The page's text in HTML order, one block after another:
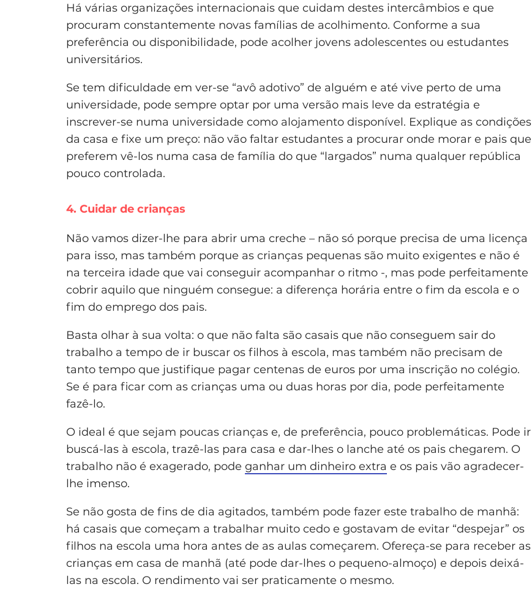
Há várias organizações internacionais que cuidam destes intercâmbios e que
procuram constantemente novas famílias de acolhimento. Conforme a sua
preferência ou disponibilidade, pode acolher jovens adolescentes ou estudantes
universitários.
Se tem dificuldade em ver-se “avô adotivo” de alguém e até vive perto de uma
universidade, pode sempre optar por uma versão mais leve da estratégia e
inscrever-se numa universidade como alojamento disponível. Explique as condições
da casa e fixe um preço: não vão faltar estudantes a procurar onde morar e pais que
preferem vê-los numa casa de família do que “largados” numa qualquer república
pouco controlada.
4. Cuidar de crianças
Não vamos dizer-lhe para abrir uma creche – não só porque precisa de uma licença
para isso, mas também porque as crianças pequenas são muito exigentes e não é
na terceira idade que vai conseguir acompanhar o ritmo -, mas pode perfeitamente
cobrir aquilo que ninguém consegue: a diferença horária entre o fim da escola e o
fim do emprego dos pais.
Basta olhar à sua volta: o que não falta são casais que não conseguem sair do
trabalho a tempo de ir buscar os filhos à escola, mas também não precisam de
tanto tempo que justifique pagar centenas de euros por uma inscrição no colégio.
Se é para ficar com as crianças uma ou duas horas por dia, pode perfeitamente
fazê-lo.
O ideal é que sejam poucas crianças e, de preferência, pouco problemáticas. Pode ir
buscá-las à escola, trazê-las para casa e dar-lhes o lanche até os pais chegarem. O
trabalho não é exagerado, pode ganhar um dinheiro extra e os pais vão agradecer-
lhe imenso.
Se não gosta de fins de dia agitados, também pode fazer este trabalho de manhã:
há casais que começam a trabalhar muito cedo e gostavam de evitar “despejar” os
filhos na escola uma hora antes de as aulas começarem. Ofereça-se para receber as
crianças em casa de manhã (até pode dar-lhes o pequeno-almoço) e depois deixá-
las na escola. O rendimento vai ser praticamente o mesmo.